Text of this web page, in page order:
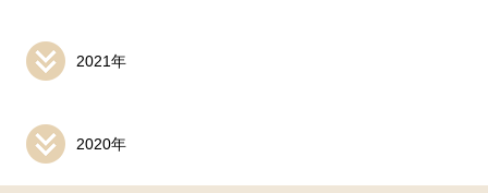
2021年
2020年